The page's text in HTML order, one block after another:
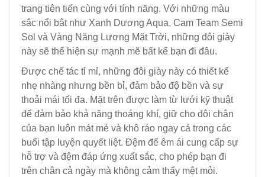
trang tiên tiến cùng với tính năng. Với những màu
sắc nổi bật như Xanh Dương Aqua, Cam Team Semi
Sol và Vàng Năng Lượng Mặt Trời, những đôi giày
này sẽ thể hiện sự mạnh mẽ bất kể bạn đi đâu.
Được chế tác tỉ mỉ, những đôi giày này có thiết kế
nhẹ nhàng nhưng bền bỉ, đảm bảo độ bền và sự
thoải mái tối đa. Mặt trên được làm từ lưới kỹ thuật
để đảm bảo khả năng thoáng khí, giữ cho đôi chân
của bạn luôn mát mẻ và khô ráo ngay cả trong các
buổi tập luyện quyết liệt. Đệm đế êm ái cung cấp sự
hỗ trợ và đệm đáp ứng xuất sắc, cho phép bạn đi
trên chân cả ngày mà không cảm thấy mệt mỏi.